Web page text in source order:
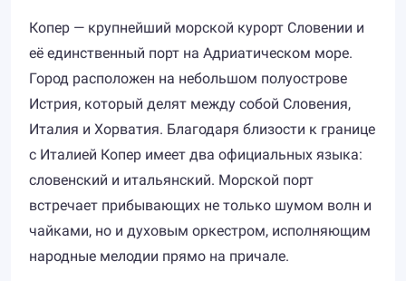
Копер — крупнейший морской курорт Словении и
её единственный порт на Адриатическом море.
Город расположен на небольшом полуострове
Истрия, который делят между собой Словения,
Италия и Хорватия. Благодаря близости к границе
с Италией Копер имеет два официальных языка:
словенский и итальянский. Морской порт
встречает прибывающих не только шумом волн и
чайками, но и духовым оркестром, исполняющим
народные мелодии прямо на причале.